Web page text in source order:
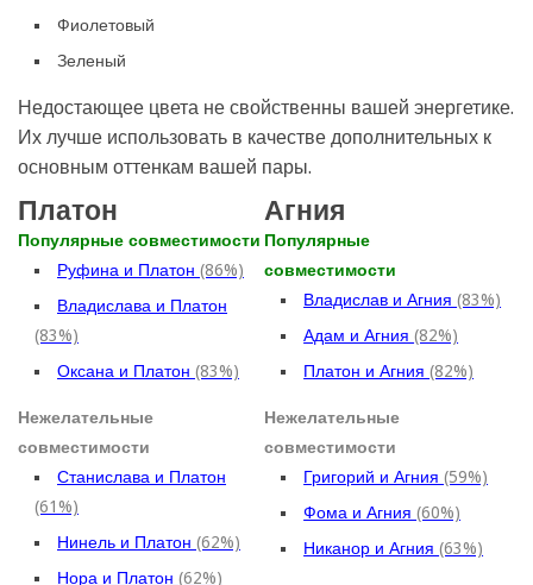
Фиолетовый
Зеленый
Недостающее цвета не свойственны вашей энергетике.
Их лучше использовать в качестве дополнительных к
основным оттенкам вашей пары.
Платон
Популярные совместимости
Руфина и Платон (86%)
Владислава и Платон
(83%)
Оксана и Платон (83%)
Нежелательные
совместимости
Станислава и Платон
(61%)
Нинель и Платон (62%)
Нора и Платон (62%)
Агния
Популярные
совместимости
Владислав и Агния(83%)
Адам и Агния(82%)
Платон и Агния(82%)
Нежелательные
совместимости
Григорий и Агния(59%)
Фома и Агния(60%)
Никанор и Агния(63%)